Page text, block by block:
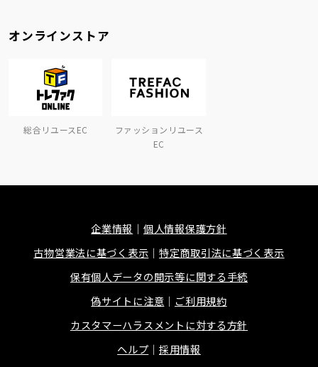
オンラインストア
総合リユースEC
ファッションリユース
EC
企業情報
個人情報保護方針
古物営業法に基づく表示
特定商取引法に基づく表示
保有個人データの開示等に関する手続
偽サイトに注意
ご利用規約
カスタマーハラスメントに対する方針
ヘルプ
採用情報